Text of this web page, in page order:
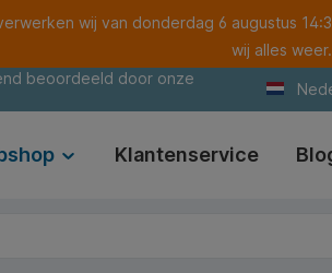
wij van donderdag 6 augustus
wij alles weer.
beoordeeld door onze
Klantenservice